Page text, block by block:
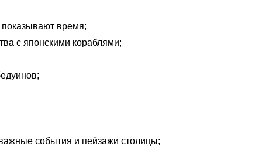
время;
с японскими кораблями;
события и пейзажи столицы;